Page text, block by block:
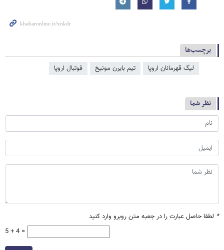
برچسب‌ها
لیگ قهرمانان اروپا تیم بایرن مونیخ فوتبال اروپا
نظر شما
* لطفا حاصل عبارت را در جعبه متن روبرو وارد کنید
5 + 4 =